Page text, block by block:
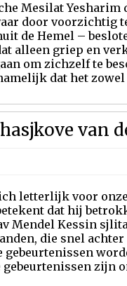
Mesilat
door voorzichtig
de Hemel –
alleen griep en
om zichzelf te
dat het zowel
van
letterlijk voor
dat hij
Mendel Kessin
die snel
zijn